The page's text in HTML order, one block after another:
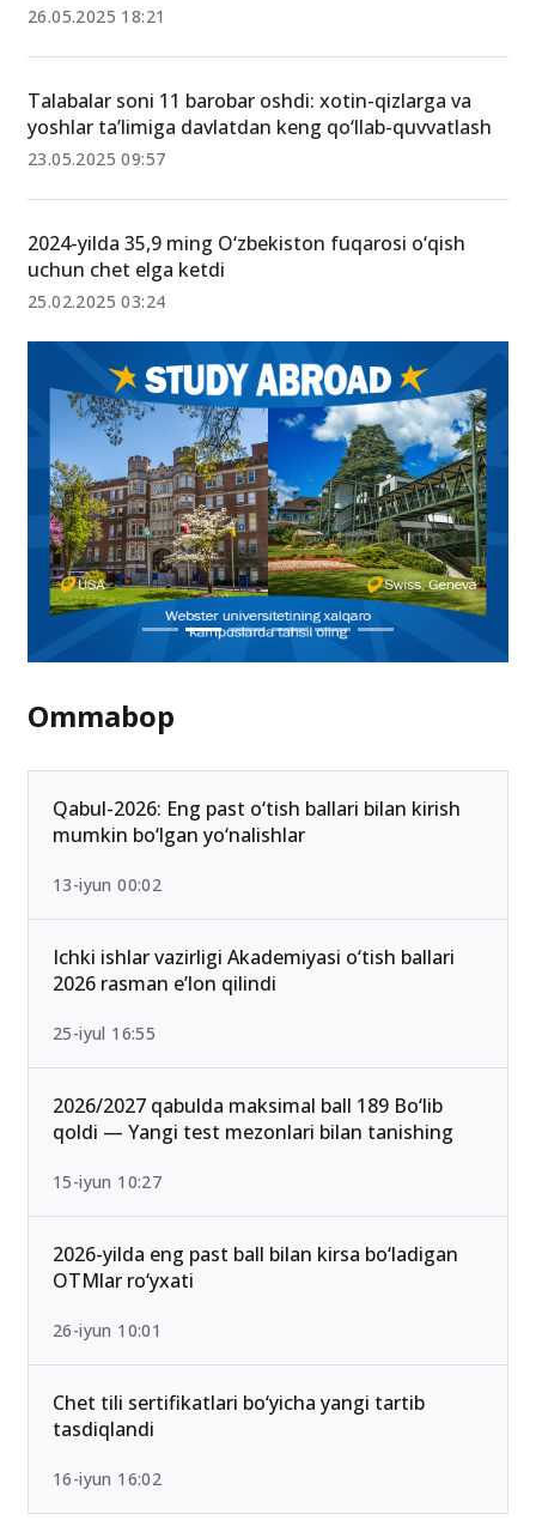
26.05.2025 18:21
Talabalar soni 11 barobar oshdi: xotin-qizlarga va
yoshlar ta’limiga davlatdan keng qo‘llab-quvvatlash
23.05.2025 09:57
2024-yilda 35,9 ming O‘zbekiston fuqarosi o‘qish
uchun chet elga ketdi
25.02.2025 03:24
Ommabop
Qabul-2026: Eng past o‘tish ballari bilan kirish
mumkin bo‘lgan yo‘nalishlar
13-iyun 00:02
Ichki ishlar vazirligi Akademiyasi o‘tish ballari
2026 rasman e’lon qilindi
25-iyul 16:55
2026/2027 qabulda maksimal ball 189 Bo‘lib
qoldi — Yangi test mezonlari bilan tanishing
15-iyun 10:27
2026-yilda eng past ball bilan kirsa bo‘ladigan
OTMlar ro‘yxati
26-iyun 10:01
Chet tili sertifikatlari bo‘yicha yangi tartib
tasdiqlandi
16-iyun 16:02